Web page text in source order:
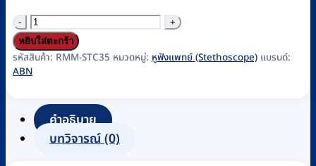
จำนวน
หู
ฟัง
แพทย์
ABN
รุ่น
หยิบใส่ตะกร้า
รหัสสินค้า: RMM-STC35 หมวดหมู่: หูฟังแพทย์ (Stethoscope) แบรนด์:
ABN
คำอธิบาย
บทวิจารณ์ (0)